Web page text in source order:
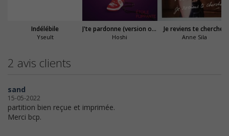
Indélébile
Yseult
J'te pardonne (version orchestrale)
Hoshi
Je reviens te chercher
Anne Sila
2 avis clients
sand
15-05-2022
partition bien reçue et imprimée.
Merci bcp.